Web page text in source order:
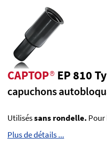
CAPTOP®EP 810
capuchons
Utiliséssans rondelle. Pour
Plus de détails ...